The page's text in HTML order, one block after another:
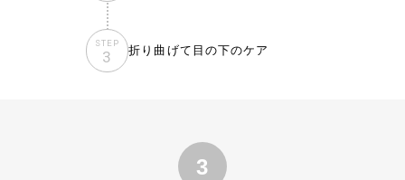
STEP
3 折り曲げて目の下のケア
3